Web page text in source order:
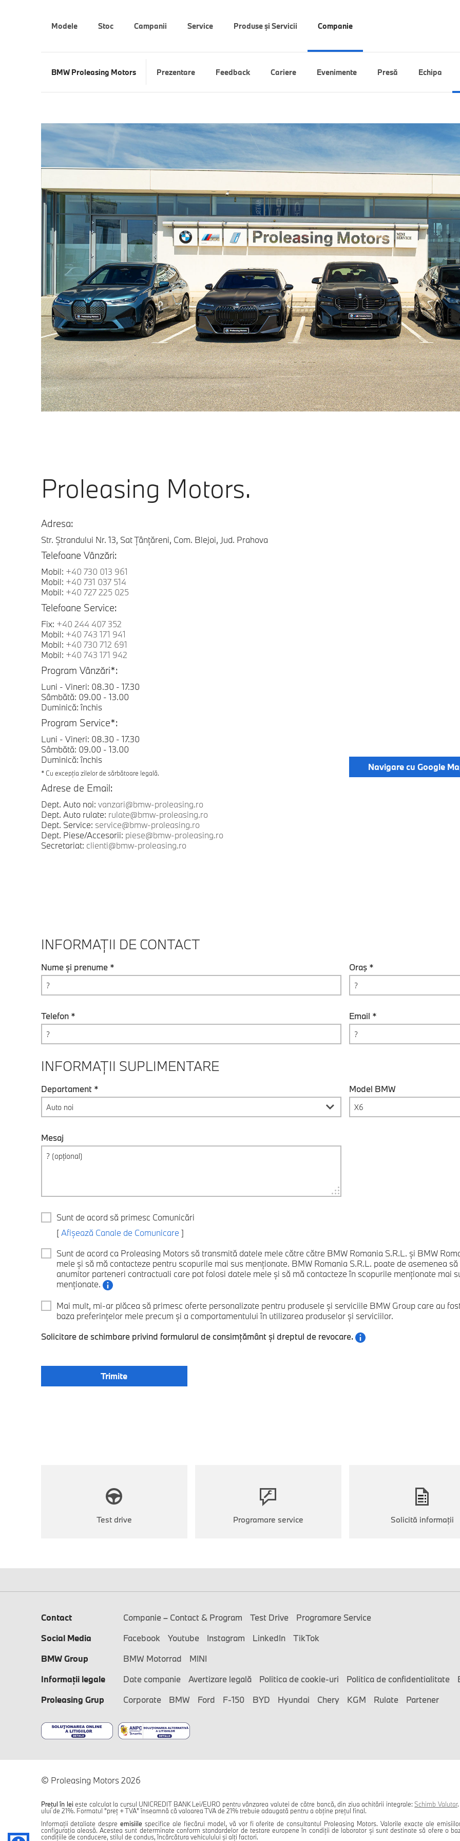
Modele Stoc Campanii Service Produse și Servicii Companie
BMW Proleasing Motors Prezentare Feedback Cariere Evenimente Presă Echipa
Proleasing Motors.
Adresa:
Str. Ștrandului Nr. 13, Sat Țânțăreni, Com. Blejoi, Jud. Prahova
Telefoane Vânzări:
Mobil: +40 730 013 961
Mobil: +40 731 037 514
Mobil: +40 727 225 025
Telefoane Service:
Fix: +40 244 407 352
Mobil: +40 743 171 941
Mobil: +40 730 712 691
Mobil: +40 743 171 942
Program Vânzări*:
Luni - Vineri: 08.30 - 17.30
Sâmbătă: 09.00 - 13.00
Duminică: închis
Program Service*:
Luni - Vineri: 08.30 - 17.30
Sâmbătă: 09.00 - 13.00
Duminică: închis
* Cu excepția zilelor de sărbătoare legală.
Adrese de Email:
Dept. Auto noi: vanzari@bmw-proleasing.ro
Dept. Auto rulate: rulate@bmw-proleasing.ro
Dept. Service: service@bmw-proleasing.ro
Dept. Piese/Accesorii: piese@bmw-proleasing.ro
Secretariat: clienti@bmw-proleasing.ro
Navigare cu Google
INFORMAȚII DE CONTACT
Nume și prenume * Oraş *
Telefon * Email *
INFORMAȚII SUPLIMENTARE
Departament *
Auto noi
Model BMW
X6
Mesaj
Sunt de acord să primesc Comunicări
[Afișează Canale de Comunicare ]
Sunt de acord ca Proleasing Motors să transmită datele mele către către BMW Romania S.R.L. și BMW
mele și să mă contacteze pentru scopurile mai sus menționate. BMW Romania S.R.L. poate de asemenea
anumitor parteneri contractuali care pot folosi datele mele și să mă contacteze în scopurile menționate mai
menționate.
Mai mult, mi-ar plăcea să primesc oferte personalizate pentru produsele și serviciile BMW Group care au
baza preferințelor mele precum și a comportamentului în utilizarea produselor și serviciilor.
Solicitare de schimbare privind formularul de consimțământ și dreptul de revocare.
Test drive Programare service Solicită informaţii
Contact Companie – Contact & Program Test Drive
Programare Service
Social Media
Facebook Youtube Instagram LinkedIn
TikTok
BMW Group
BMW Motorrad
MINI
Informaţii legale
Date companie Avertizare legală Politica de cookie-uri Politica de confidentialitate
Proleasing Grup
Corporate BMW Ford F-150 BYD Hyundai Chery KGM Rulate Partener
© Proleasing Motors 2026
Prețul în lei este calculat la cursul UNICREDIT BANK Lei/EURO pentru vânzarea valutei de către bancă, din ziua achitării integrale:Schimb Valutar
ului de 21%. Formatul "preț + TVA" înseamnă că valoarea TVA de 21% trebuie adaugată pentru a obține prețul final.
Informații detaliate despreemisiile specifice ale fiecărui model, vă vor fi oferite de consultantul Proleasing Motors. Valorile exacte ale
configurația aleasă. Acestea sunt determinate conform standardelor de testare europene în condiții de laborator și sunt destinate să ofere o
condițiile de conducere, stilul de condus, încărcătura vehiculului și alți factori.